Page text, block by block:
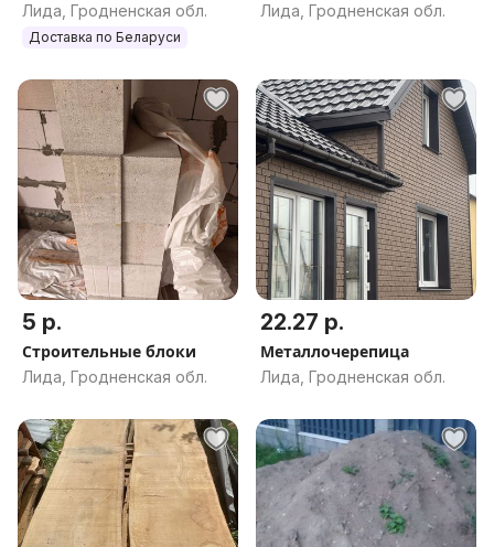
Лида, Гродненская обл.
Доставка по Беларуси
Лида, Гродненская обл.
5 р.
Строительные блоки
Лида, Гродненская обл.
22.27 р.
Металлочерепица
Лида, Гродненская обл.